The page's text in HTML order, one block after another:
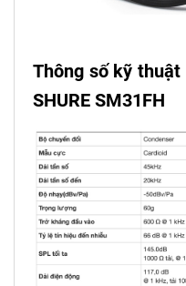
Thông số kỹ thuật
SHURE SM31FH